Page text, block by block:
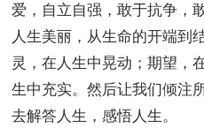
爱，自立自强，敢于抗争，
人生美丽，从生命的开端到
灵，在人生中晃动；期望，
生中充实。然后让我们倾注
去解答人生，感悟人生。